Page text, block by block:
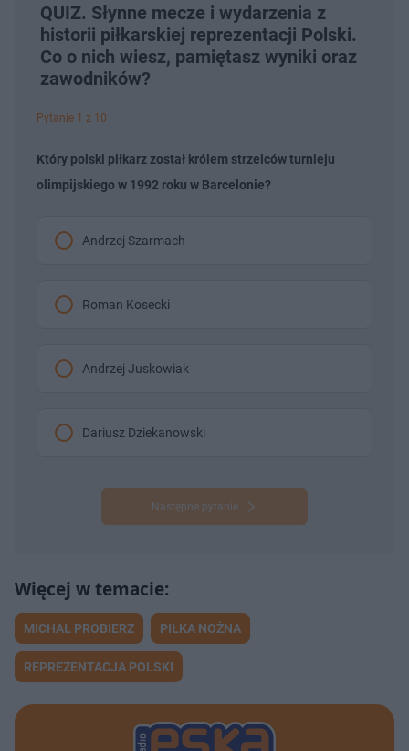
QUIZ. Słynne mecze i wydarzenia z
historii piłkarskiej reprezentacji Polski.
Co o nich wiesz, pamiętasz wyniki oraz
zawodników?
Pytanie 1 z 10
Który polski piłkarz został królem strzelców turnieju
olimpijskiego w 1992 roku w Barcelonie?
Andrzej Szarmach
Roman Kosecki
Andrzej Juskowiak
Dariusz Dziekanowski
Następne pytanie
MICHAŁ PROBIERZ PIŁKA NOŻNA
REPREZENTACJA POLSKI